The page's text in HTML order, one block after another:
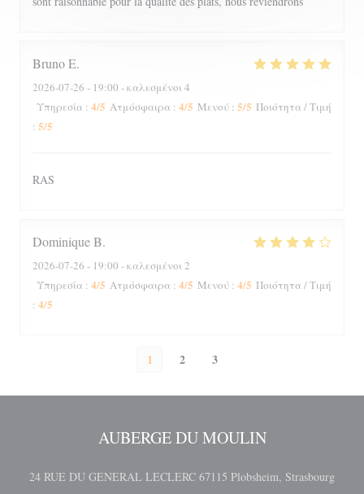
BrunoE
2026-07-26 - 19:00 - καλεσμένοι 4
Υπηρεσία : 4/5 Ατμόσφαιρα : 4/5 Μενού : 5/5 Ποιότητα / Τιμή
: 5/5
RAS
DominiqueB
2026-07-26 - 19:00 - καλεσμένοι 2
Υπηρεσία : 4/5 Ατμόσφαιρα : 4/5 Μενού : 4/5 Ποιότητα / Τιμή
: 4/5
1 2 3
AUBERGE DU MOULIN
24 RUE DU GENERAL LECLERC 67115 Plobsheim, Strasbourg